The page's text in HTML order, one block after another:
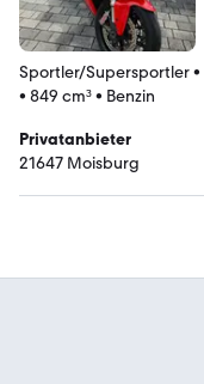
Sportler/Supersportler•
• 849 cm³• Benzin
Privatanbieter
21647 Moisburg